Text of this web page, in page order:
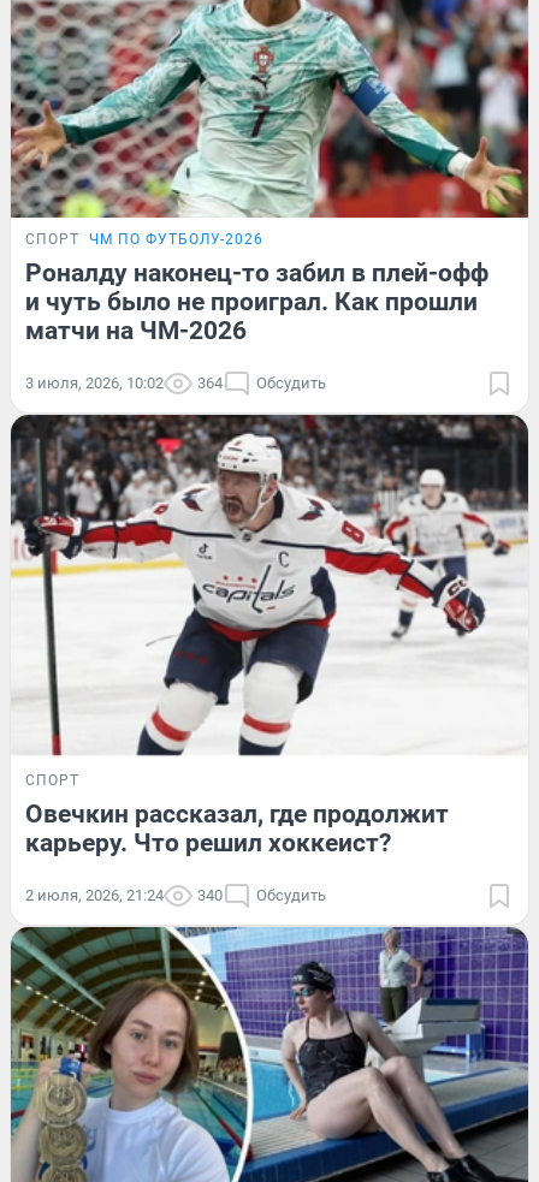
СПОРТ ЧМ ПО ФУТБОЛУ-2026
Роналду наконец-то забил в плей-офф
и чуть было не проиграл. Как прошли
матчи на ЧМ-2026
3 июля, 2026, 10:02 364 Обсудить
СПОРТ
Овечкин рассказал, где продолжит
карьеру. Что решил хоккеист?
2 июля, 2026, 21:24 340 Обсудить